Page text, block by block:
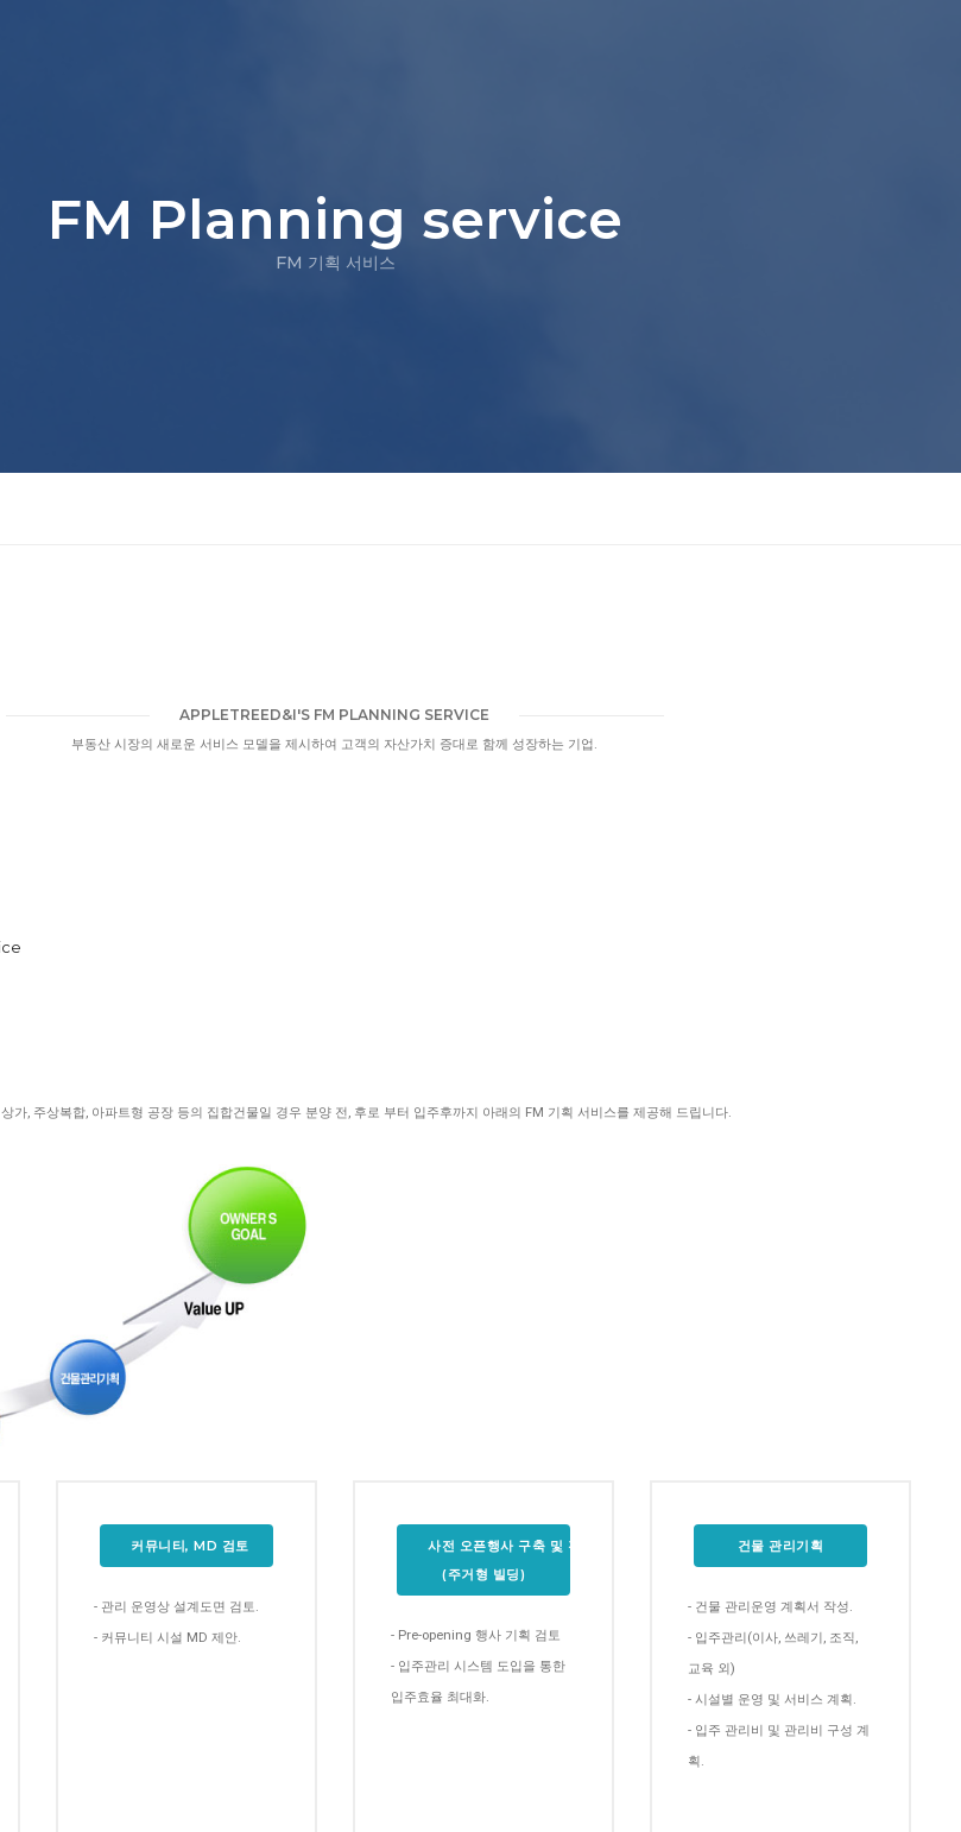
FM Planning service
FM 기획 서비스
APPLETREED&I'S FM PLANNING SERVICE
부동산 시장의 새로운 서비스 모델을 제시하여 고객의 자산가치 증대로 함께 성장하는 기업.
가, 주상복합, 아파트형 공장 등의 집합건물일 경우 분양 전, 후로 부터 입주후까지 아래의 FM 기획 서비스를 제공해 드립니다.
커뮤니티, MD 검토
- 관리 운영상 설계도면 검토.
- 커뮤니티 시설 MD 제안.
사전 오픈행사 구축 및 진행
(주거형 빌딩)
- Pre-opening 행사 기획 검토
- 입주관리 시스템 도입을 통한
입주효율 최대화.
건물 관리기획
- 건물 관리운영 계획서 작성.
- 입주관리(이사, 쓰레기, 조직,
교육 외)
- 시설별 운영 및 서비스 계획.
- 입주 관리비 및 관리비 구성 계
획.